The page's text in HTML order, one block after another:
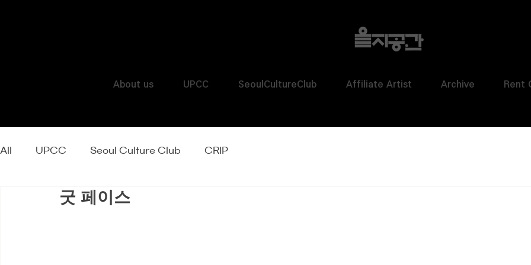
About us UPCC SeoulCultureClub Affiliate Artist Archive Rent
All UPCC Seoul Culture Club CRIP
굿 페이스